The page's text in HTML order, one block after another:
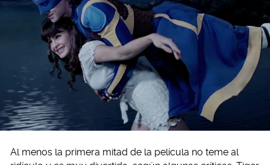
Al menos la primera mitad de la película no teme al